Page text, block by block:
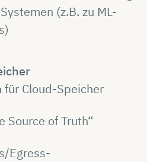
(z.B. zu ML-
für Cloud-Speicher
Source of Truth“
Egress-